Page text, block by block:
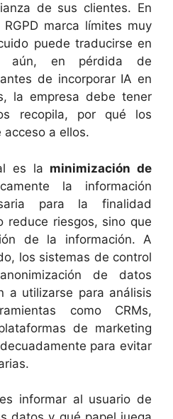
de sus clientes. En
marca límites muy
puede traducirse en
aún, en pérdida de
de incorporar IA en
la empresa debe tener
recopila, por qué los
acceso a ellos.
es la minimización de
la información
para la finalidad
reduce riesgos, sino que
de la información. A
los sistemas de control
de datos
a utilizarse para análisis
como CRMs,
de marketing
para evitar
informar al usuario de